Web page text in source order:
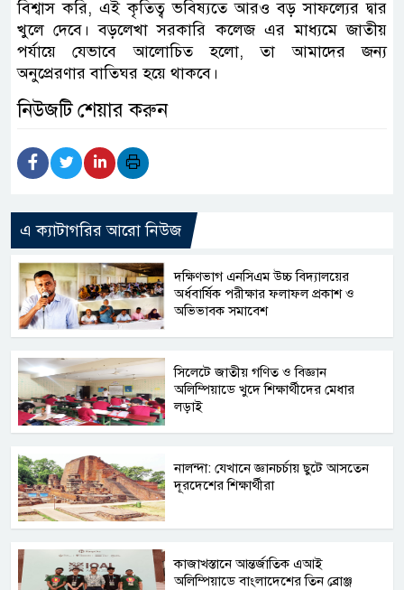
বিশ্বাস করি, এই কৃতিত্ব ভবিষ্যতে আরও বড় সাফল্যের দ্বার
খুলে দেবে। বড়লেখা সরকারি কলেজ এর মাধ্যমে জাতীয়
পর্যায়ে যেভাবে আলোচিত হলো, তা আমাদের জন্য
অনুপ্রেরণার বাতিঘর হয়ে থাকবে।
নিউজটি শেয়ার করুন
এ ক্যাটাগরির আরো নিউজ
দক্ষিণভাগ এনসিএম উচ্চ বিদ্যালয়ের
অর্ধবার্ষিক পরীক্ষার ফলাফল প্রকাশ ও
অভিভাবক সমাবেশ
সিলেটে জাতীয় গণিত ও বিজ্ঞান
অলিম্পিয়াডে খুদে শিক্ষার্থীদের মেধার
লড়াই
নালন্দা: যেখানে জ্ঞানচর্চায় ছুটে আসতেন
দূরদেশের শিক্ষার্থীরা
কাজাখস্তানে আন্তর্জাতিক এআই
অলিম্পিয়াডে বাংলাদেশের তিন ব্রোঞ্জ